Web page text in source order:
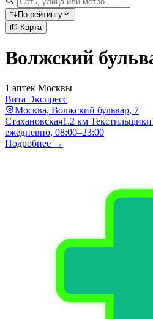
По рейтингу
Карта
Волжский
1 аптек Москвы
Вита Экспресс
Москва, Волжский бульвар, 7
Стахановская1.2 км Текстильщики
ежедневно, 08:00–23:00
Подробнее →